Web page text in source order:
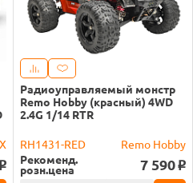
Радиоуправляемый монстр
Remo Hobby (красный) 4WD
2.4G 1/14 RTR
RH1431-RED
Remo Hobby
Рекоменд.
розн.цена 7 590 o